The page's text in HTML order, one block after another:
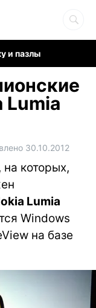
и пазлы
Lumia
30.10.2012
которых,
Lumia
Windows
на базе